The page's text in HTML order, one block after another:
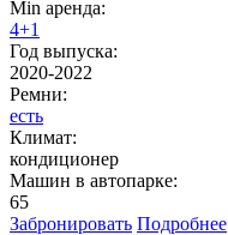
Min аренда:
4+1
Год выпуска:
2020-2022
Ремни:
есть
Климат:
кондиционер
Машин в автопарке:
65
Забронировать Подробнее